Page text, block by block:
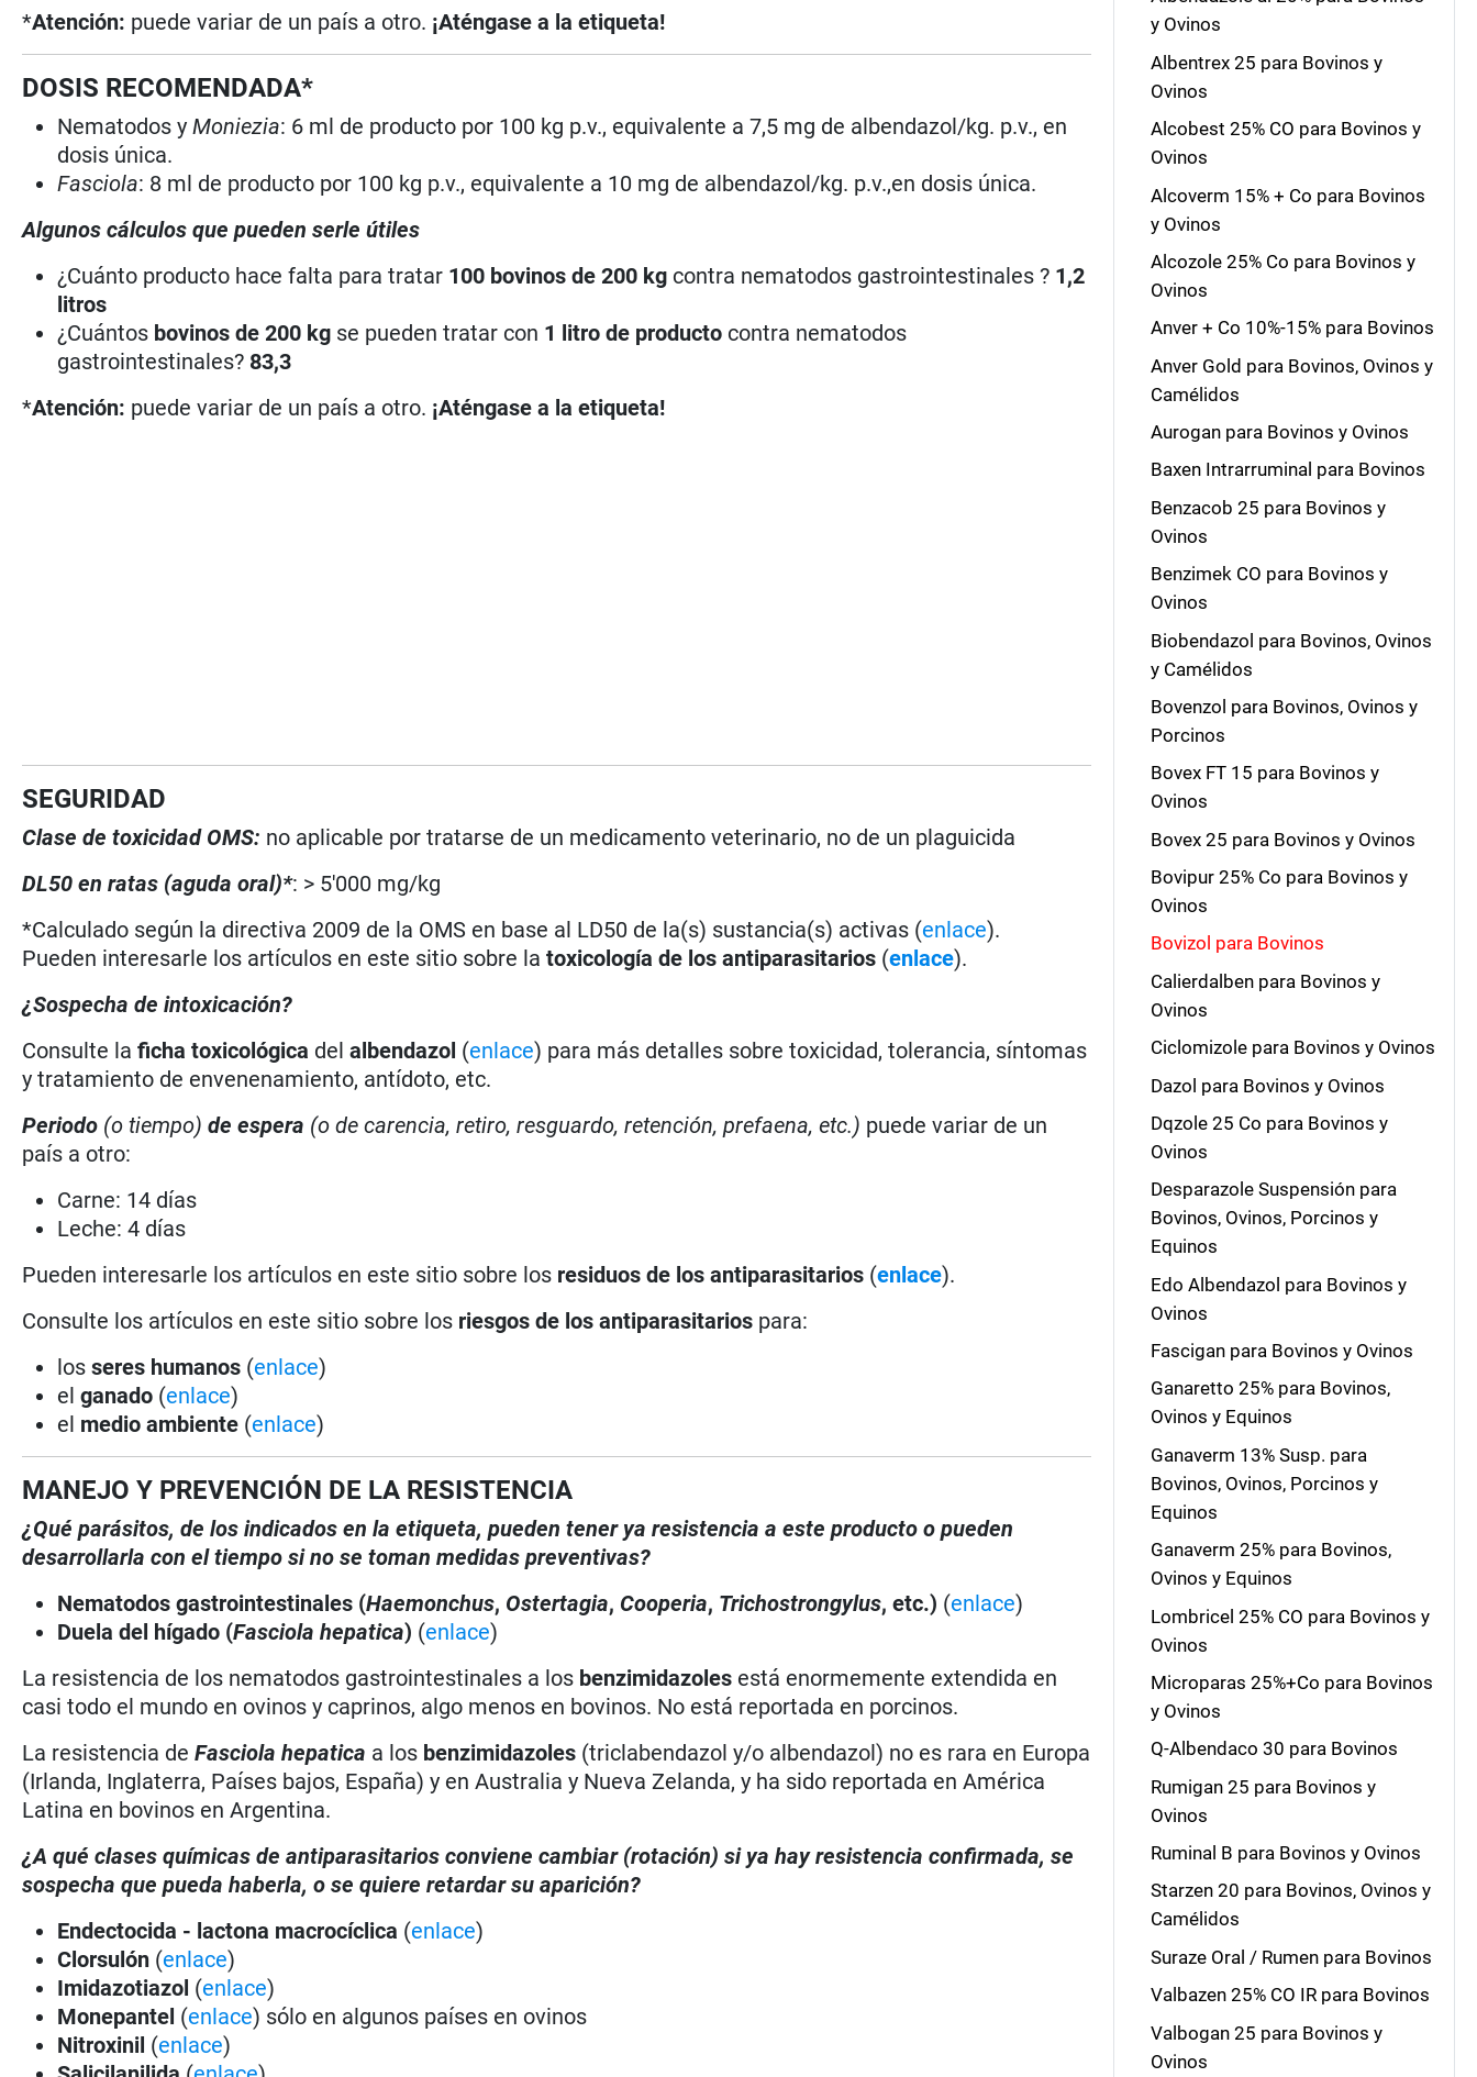
*Atención: puede variar de un país a otro. ¡Aténgase a la etiqueta!
DOSIS RECOMENDADA*
Nematodos yMoniezia: 6 ml de producto por 100 kg p.v., equivalente a 7,5 mg de albendazol/kg. p.v., en
dosis única.
Fasciola: 8 ml de producto por 100 kg p.v., equivalente a 10 mg de albendazol/kg. p.v.,en dosis única.
Algunos cálculos que pueden serle útiles
¿Cuánto producto hace falta para tratar 100 bovinos de 200 kg contra nematodos gastrointestinales ? 1,2
litros
¿Cuántos bovinos de 200 kg se pueden tratar con 1 litro de producto contra nematodos
gastrointestinales? 83,3
*Atención: puede variar de un país a otro. ¡Aténgase a la etiqueta!
SEGURIDAD
Clase de toxicidad OMS: no aplicable por tratarse de un medicamento veterinario, no de un plaguicida
DL50 en ratas (aguda oral)*: > 5'000 mg/kg
*Calculado según la directiva 2009 de la OMS en base al LD50 de la(s) sustancia(s) activas (enlace).
Pueden interesarle los artículos en este sitio sobre la toxicología de los antiparasitarios (enlace).
¿Sospecha de intoxicación?
Consulte laficha toxicológica delalbendazol (enlace) para más detalles sobre toxicidad, tolerancia, síntomas
y tratamiento de envenenamiento, antídoto, etc.
Periodo (o tiempo) de espera (o de carencia, retiro, resguardo, retención, prefaena, etc.) puede variar de un
país a otro:
Carne: 14 días
Leche: 4 días
Pueden interesarle los artículos en este sitio sobre los residuos de los antiparasitarios (enlace).
Consulte los artículos en este sitio sobre los riesgos de los antiparasitarios para:
losseres humanos (enlace)
elganado (enlace)
el medio ambiente (enlace)
MANEJO Y PREVENCIÓN DE LA RESISTENCIA
¿Qué parásitos, de los indicados en la etiqueta, pueden tener ya resistencia a este producto o pueden
desarrollarla con el tiempo si no se toman medidas preventivas?
Nematodos gastrointestinales (Haemonchus, Ostertagia, Cooperia, Trichostrongylus, etc.) (enlace)
Duela del hígado (Fasciola hepatica) (enlace)
La resistencia de los nematodos gastrointestinales a los benzimidazoles está enormemente extendida en
casi todo el mundo en ovinos y caprinos, algo menos en bovinos. No está reportada en porcinos.
La resistencia deFasciola hepatica a los benzimidazoles (triclabendazol y/o albendazol) no es rara en Europa
(Irlanda, Inglaterra, Países bajos, España) y en Australia y Nueva Zelanda, y ha sido reportada en América
Latina en bovinos en Argentina.
¿A qué clases químicas de antiparasitarios conviene cambiar (rotación) si ya hay resistencia confirmada, se
sospecha que pueda haberla, o se quiere retardar su aparición?
Endectocida - lactona macrocíclica (enlace)
Clorsulón (enlace)
Imidazotiazol (enlace)
Monepantel (enlace) sólo en algunos países en ovinos
Nitroxinil (enlace)
y Ovinos
Albentrex 25 para Bovinos y
Ovinos
Alcobest 25% CO para Bovinos y
Ovinos
Alcoverm 15% + Co para Bovinos
y Ovinos
Alcozole 25% Co para Bovinos y
Ovinos
Anver + Co 10%-15% para Bovinos
Anver Gold para Bovinos, Ovinos y
Camélidos
Aurogan para Bovinos y Ovinos
Baxen Intrarruminal para Bovinos
Benzacob 25 para Bovinos y
Ovinos
Benzimek CO para Bovinos y
Ovinos
Biobendazol para Bovinos, Ovinos
y Camélidos
Bovenzol para Bovinos, Ovinos y
Porcinos
Bovex FT 15 para Bovinos y
Ovinos
Bovex 25 para Bovinos y Ovinos
Bovipur 25% Co para Bovinos y
Ovinos
Bovizol para Bovinos
Calierdalben para Bovinos y
Ovinos
Ciclomizole para Bovinos y Ovinos
Dazol para Bovinos y Ovinos
Dqzole 25 Co para Bovinos y
Ovinos
Desparazole Suspensión para
Bovinos, Ovinos, Porcinos y
Equinos
Edo Albendazol para Bovinos y
Ovinos
Fascigan para Bovinos y Ovinos
Ganaretto 25% para Bovinos,
Ovinos y Equinos
Ganaverm 13% Susp. para
Bovinos, Ovinos, Porcinos y
Equinos
Ganaverm 25% para Bovinos,
Ovinos y Equinos
Lombricel 25% CO para Bovinos y
Ovinos
Microparas 25%+Co para Bovinos
y Ovinos
Q-Albendaco 30 para Bovinos
Rumigan 25 para Bovinos y
Ovinos
Ruminal B para Bovinos y Ovinos
Starzen 20 para Bovinos, Ovinos y
Camélidos
Suraze Oral / Rumen para Bovinos
Valbazen 25% CO IR para Bovinos
Valbogan 25 para Bovinos y
Ovinos